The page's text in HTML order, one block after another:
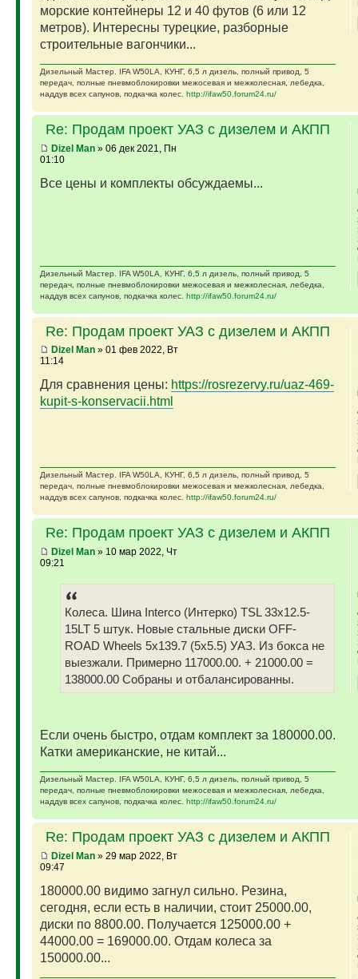
морские контейнеры 12 и 40 футов (6 или 12
метров). Интересны турецкие, разборные
строительные вагончики...
Дизельный Мастер. IFA W50LA, КУНГ, 6,5 л дизель, полный привод, 5
передач, полные пневмоблокировки межосевая и межколесная, лебедка,
наддув всех сапунов, подкачка колес. http://ifaw50.forum24.ru/
Re: Продам проект УАЗ с дизелем и АКПП
Dizel Man» 06 дек 2021, Пн
01:10
Все цены и комплекты обсуждаемы...
Дизельный Мастер. IFA W50LA, КУНГ, 6,5 л дизель, полный привод, 5
передач, полные пневмоблокировки межосевая и межколесная, лебедка,
наддув всех сапунов, подкачка колес. http://ifaw50.forum24.ru/
Re: Продам проект УАЗ с дизелем и АКПП
Dizel Man» 01 фев 2022, Вт
11:14
Для сравнения цены: https://rosrezervy.ru/uaz-469-
kupit-s-konservacii.html
Дизельный Мастер. IFA W50LA, КУНГ, 6,5 л дизель, полный привод, 5
передач, полные пневмоблокировки межосевая и межколесная, лебедка,
наддув всех сапунов, подкачка колес. http://ifaw50.forum24.ru/
Re: Продам проект УАЗ с дизелем и АКПП
Dizel Man» 10 мар 2022, Чт
09:21
Колеса. Шина Interco (Интерко) TSL 33x12.5-
15LT 5 штук. Новые стальные диски OFF-
ROAD Wheels 5x139.7 (5x5.5) УАЗ. Из бокса не
выезжали. Примерно 117000.00. + 21000.00 =
138000.00 Собраны и отбалансированны.
Если очень быстро, отдам комплект за 180000.00.
Катки американские, не китай...
Дизельный Мастер. IFA W50LA, КУНГ, 6,5 л дизель, полный привод, 5
передач, полные пневмоблокировки межосевая и межколесная, лебедка,
наддув всех сапунов, подкачка колес. http://ifaw50.forum24.ru/
Re: Продам проект УАЗ с дизелем и АКПП
Dizel Man» 29 мар 2022, Вт
09:47
180000.00 видимо загнул сильно. Резина,
сегодня, если есть в наличии, стоит 25000.00,
диски по 8800.00. Получается 125000.00 +
44000.00 = 169000.00. Отдам колеса за
150000.00...